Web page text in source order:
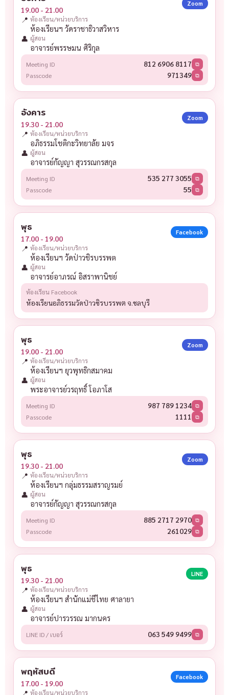
19.00 - 21.00
Zoom
📍 ห้องเรียน/หน่วยบริการ
ห้องเรียนฯ วัดราชาธิวาสวิหาร
👤 ผู้สอน
อาจารย์พรรษมน ศิริกุล
Meeting ID 812 6906 8117 ⧉
Passcode 971349 ⧉
อังคาร
19.30 - 21.00
Zoom
📍 ห้องเรียน/หน่วยบริการ
อภิธรรมโชติกะวิทยาลัย มจร
👤 ผู้สอน
อาจารย์กัญญา สุวรรณกรสกุล
Meeting ID 535 277 3055 ⧉
Passcode 55 ⧉
พุธ
17.00 - 19.00
Facebook
📍 ห้องเรียน/หน่วยบริการ
ห้องเรียนฯ วัดป่าวชิรบรรพต
👤 ผู้สอน
อาจารย์อาภรณ์ อิสราพานิชย์
ห้องเรียน Facebook
ห้องเรียนอภิธรรมวัดป่าวชิรบรรพต จ.ชลบุรี
พุธ
19.00 - 21.00
Zoom
📍 ห้องเรียน/หน่วยบริการ
ห้องเรียนฯ ยุวพุทธิกสมาคม
👤 ผู้สอน
พระอาจารย์วรฤทธิ์ โอภาโส
Meeting ID 987 789 1234 ⧉
Passcode 1111 ⧉
พุธ
19.30 - 21.00
Zoom
📍 ห้องเรียน/หน่วยบริการ
ห้องเรียนฯ กลุ่มธรรมสราญรมย์
👤 ผู้สอน
อาจารย์กัญญา สุวรรณกรสกุล
Meeting ID 885 2717 2970 ⧉
Passcode 261029 ⧉
พุธ
19.30 - 21.00
LINE
📍 ห้องเรียน/หน่วยบริการ
ห้องเรียนฯ สำนักแม่ชีไทย ศาลายา
👤 ผู้สอน
อาจารย์ปารวรรณ มากนคร
LINE ID / เบอร์ 063 549 9499 ⧉
พฤหัสบดี
17.00 - 19.00
Facebook
📍 ห้องเรียน/หน่วยบริการ